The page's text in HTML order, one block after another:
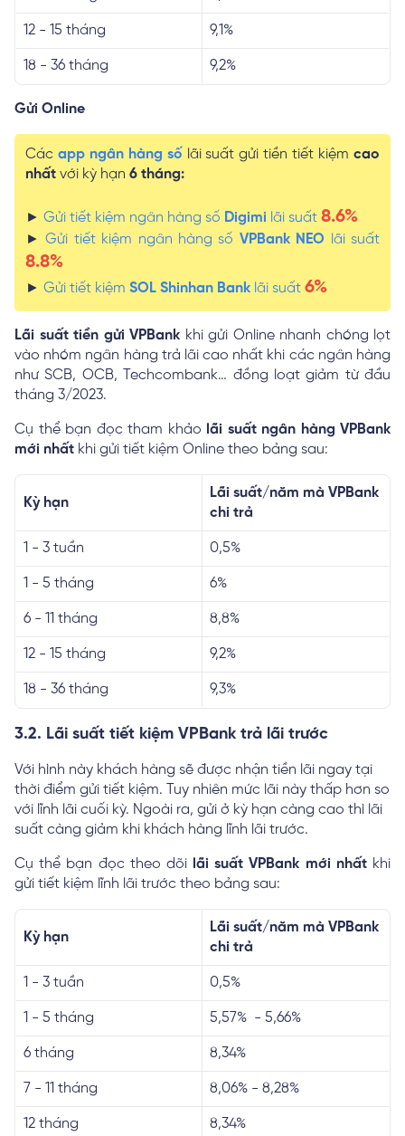
12 - 15 tháng 9,1%
18 - 36 tháng 9,2%
Gửi Online
Các app ngân hàng số lãi suất gửi tiền tiết kiệmcao
nhất với kỳ hạn 6 tháng:
► Gửi tiết kiệm ngân hàng số Digimi lãi suất 8.6%
►Gửi tiết kiệm ngân hàng số VPBank NEO lãi suất
8.8%
► Gửi tiết kiệm SOL Shinhan Bank lãi suất 6%
Lãi suất tiền gửi VPBank khi gửi Online nhanh chóng lọt
vào nhóm ngân hàng trả lãi cao nhất khi các ngân hàng
như SCB, OCB, Techcombank… đồng loạt giảm từ đầu
tháng 3/2023.
Cụ thể bạn đọc tham khảo lãi suất ngân hàng VPBank
mới nhất khi gửi tiết kiệm Online theo bảng sau:
Kỳ hạn
Lãi suất/năm mà VPBank
chi trả
1 - 3 tuần 0,5%
1 - 5 tháng 6%
6 - 11 tháng 8,8%
12 - 15 tháng 9,2%
18 - 36 tháng 9,3%
3.2. Lãi suất tiết kiệm VPBank trả lãi trước
Với hình này khách hàng sẽ được nhận tiền lãi ngay tại
thời điểm gửi tiết kiệm. Tuy nhiên mức lãi này thấp hơn so
với lĩnh lãi cuối kỳ. Ngoài ra, gửi ở kỳ hạn càng cao thì lãi
suất càng giảm khi khách hàng lĩnh lãi trước.
Cụ thể bạn đọc theo dõi lãi suất VPBank mới nhấtkhi
gửi tiết kiệm lĩnh lãi trước theo bảng sau:
Kỳ hạn
Lãi suất/năm mà VPBank
chi trả
1 - 3 tuần 0,5%
1 - 5 tháng 5,57% - 5,66%
6 tháng 8,34%
7 - 11 tháng 8,06% - 8,28%
12 tháng 8,34%